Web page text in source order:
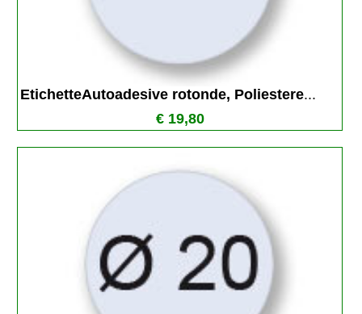
EtichetteAutoadesive rotonde, Poliestere...
€ 19,80